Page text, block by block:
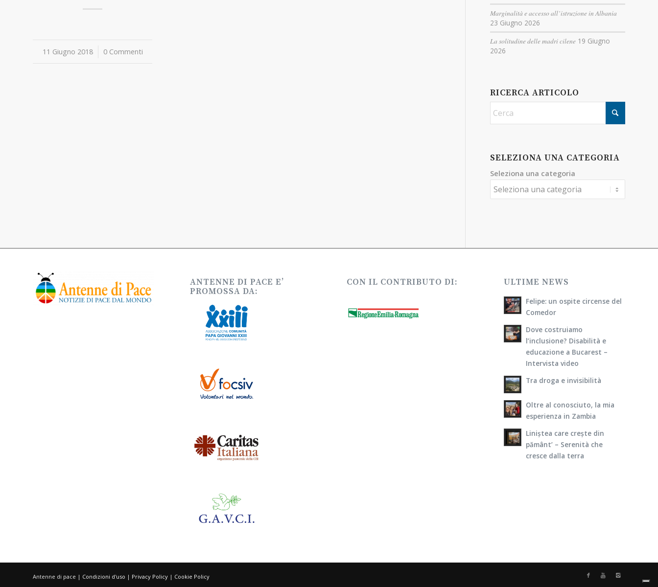
11 Giugno 2018
/ 0 Commenti
Marginalità e accesso all’istruzione in Albania
23 Giugno 2026
La solitudine delle madri cilene 19 Giugno
2026
RICERCA ARTICOLO
SELEZIONA UNA CATEGORIA
Seleziona una categoria
ANTENNE DI PACE E’
PROMOSSA DA:
CON IL CONTRIBUTO DI: ULTIME NEWS
Felipe: un ospite circense del
Comedor
Dove costruiamo
l’inclusione? Disabilità e
educazione a Bucarest –
Intervista video
Tra droga e invisibilità
Oltre al conosciuto, la mia
esperienza in Zambia
Liniștea care crește din
pământ’ – Serenità che
cresce dalla terra
Antenne di pace | Condizioni d'uso | Privacy Policy | Cookie Policy